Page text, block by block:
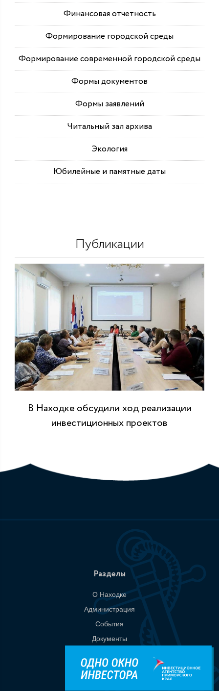
Финансовая отчетность
Формирование городской среды
Формирование современной городской среды
Формы документов
Формы заявлений
Читальный зал архива
Экология
Юбилейные и памятные даты
Публикации
В Находке обсудили ход реализации
инвестиционных проектов
Разделы
О Находке
Администрация
События
Документы
Приемная